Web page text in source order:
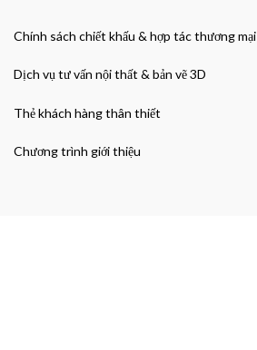
Chính sách chiết khấu & hợp tác thương mại
Dịch vụ tư vấn nội thất & bản vẽ 3D
Thẻ khách hàng thân thiết
Chương trình giới thiệu